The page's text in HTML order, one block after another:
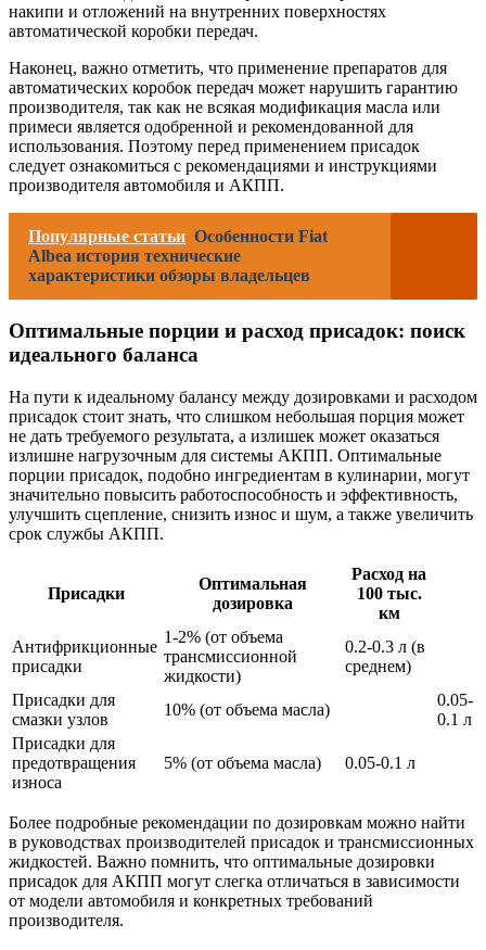
накипи и отложений на внутренних поверхностях
автоматической коробки передач.
Наконец, важно отметить, что применение препаратов для
автоматических коробок передач может нарушить гарантию
производителя, так как не всякая модификация масла или
примеси является одобренной и рекомендованной для
использования. Поэтому перед применением присадок
следует ознакомиться с рекомендациями и инструкциями
производителя автомобиля и АКПП.
Популярные статьи Особенности Fiat
Albea история технические
характеристики обзоры владельцев
Оптимальные порции и расход присадок: поиск
идеального баланса
На пути к идеальному балансу между дозировками и расходом
присадок стоит знать, что слишком небольшая порция может
не дать требуемого результата, а излишек может оказаться
излишне нагрузочным для системы АКПП. Оптимальные
порции присадок, подобно ингредиентам в кулинарии, могут
значительно повысить работоспособность и эффективность,
улучшить сцепление, снизить износ и шум, а также увеличить
срок службы АКПП.
Присадки
Оптимальная
дозировка
Расход на
100 тыс.
км
Антифрикционные
присадки
1-2% (от объема
трансмиссионной
жидкости)
0.2-0.3 л (в
среднем)
Присадки для
смазки узлов
10% (от объема масла)
0.05-
0.1 л
Присадки для
предотвращения
износа
5% (от объема масла) 0.05-0.1 л
Более подробные рекомендации по дозировкам можно найти
в руководствах производителей присадок и трансмиссионных
жидкостей. Важно помнить, что оптимальные дозировки
присадок для АКПП могут слегка отличаться в зависимости
от модели автомобиля и конкретных требований
производителя.